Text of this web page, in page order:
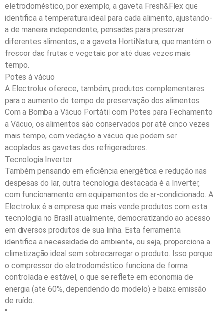
eletrodoméstico, por exemplo, a gaveta Fresh&Flex que
identifica a temperatura ideal para cada alimento, ajustando-
a de maneira independente, pensadas para preservar
diferentes alimentos, e a gaveta HortiNatura, que mantém o
frescor das frutas e vegetais por até duas vezes mais
tempo.
Potes à vácuo
A Electrolux oferece, também, produtos complementares
para o aumento do tempo de preservação dos alimentos.
Com a Bomba a Vácuo Portátil com Potes para Fechamento
a Vácuo, os alimentos são conservados por até cinco vezes
mais tempo, com vedação a vácuo que podem ser
acoplados às gavetas dos refrigeradores.
Tecnologia Inverter
Também pensando em eficiência energética e redução nas
despesas do lar, outra tecnologia destacada é a Inverter,
com funcionamento em equipamentos de ar-condicionado. A
Electrolux é a empresa que mais vende produtos com esta
tecnologia no Brasil atualmente, democratizando ao acesso
em diversos produtos de sua linha. Esta ferramenta
identifica a necessidade do ambiente, ou seja, proporciona a
climatização ideal sem sobrecarregar o produto. Isso porque
o compressor do eletrodoméstico funciona de forma
controlada e estável, o que se reflete em economia de
energia (até 60%, dependendo do modelo) e baixa emissão
de ruído.
“